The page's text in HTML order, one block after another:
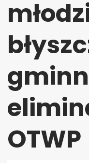
OTWP